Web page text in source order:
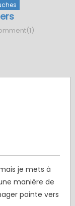
je mets à
manière de
pointe vers